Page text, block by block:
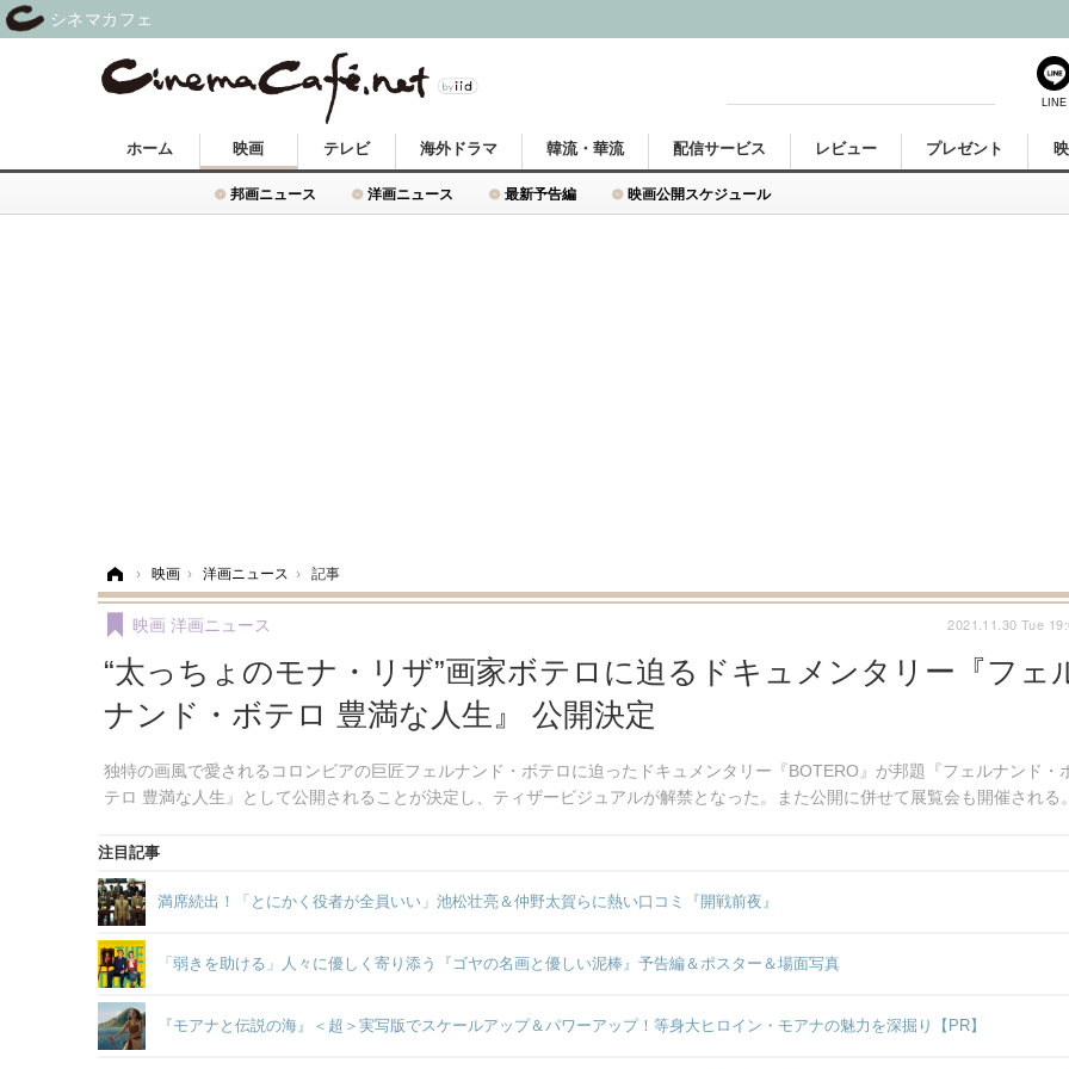
ホーム 映画
邦画ニュース 洋画ニュース 最新予告編 映画公開スケジュール
テレビ 海外ドラマ 韓流・華流 配信サービス レビュー プレゼント
› 映画 › 洋画ニュース › 記事
“太っちょのモナ・リザ”画家ボテロに迫るドキュメンタリー『フェ
ナンド・ボテロ 豊満な人生』 公開決定
独特の画風で愛されるコロンビアの巨匠フェルナンド・ボテロに迫ったドキュメンタリー『BOTERO』が邦題『フェルナンド・
テロ 豊満な人生』として公開されることが決定し、ティザービジュアルが解禁となった。また公開に併せて展覧会も開催される。
映画 洋画ニュース 2021.11.30 Tue
注目記事
満席続出！「とにかく役者が全員いい」池松壮亮＆仲野太賀らに熱い口コミ『開戦前夜』
「弱きを助ける」人々に優しく寄り添う『ゴヤの名画と優しい泥棒』予告編＆ポスター＆場面写真
『モアナと伝説の海』＜超＞実写版でスケールアップ＆パワーアップ！等身大ヒロイン・モアナの魅力を深掘り【PR】
LINE
シネマカフェ